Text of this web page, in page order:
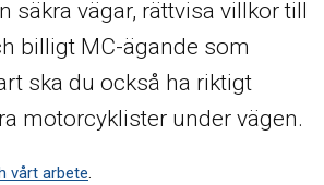
säkra vägar, rättvisa villkor till
billigt MC-ägande som
ska du också ha riktigt
motorcyklister under vägen.
vårt arbete.